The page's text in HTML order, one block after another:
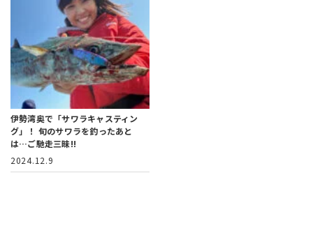
伊勢湾奥で「サワラキャスティン
グ」！ 旬のサワラを釣ったあと
は…ご馳走三昧!!
2024.12.9